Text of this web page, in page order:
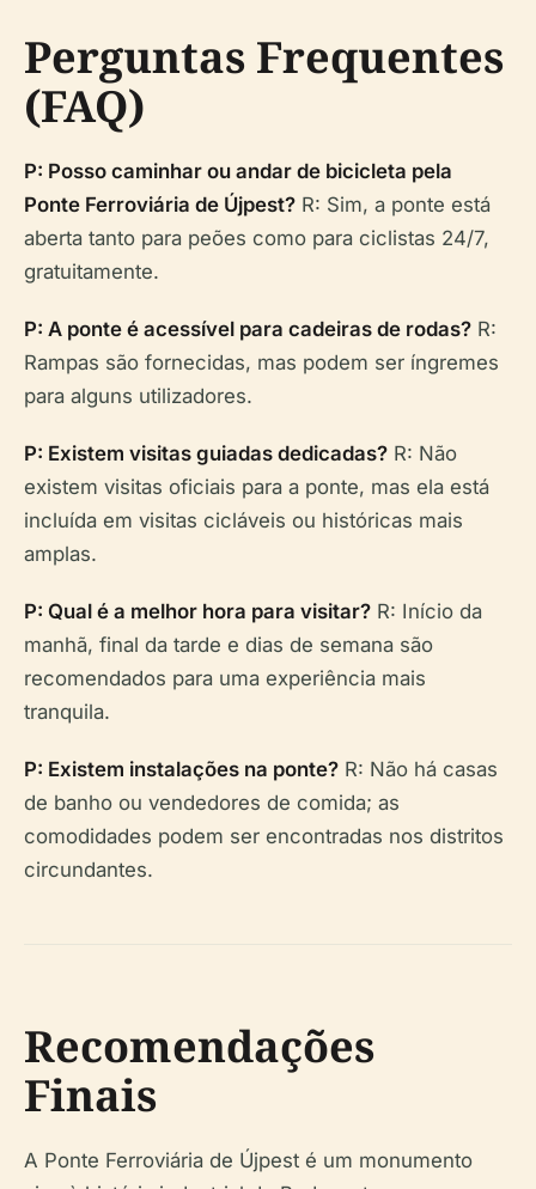
Perguntas Frequentes
(FAQ)
P: Posso caminhar ou andar de bicicleta pela
Ponte Ferroviária de Újpest? R: Sim, a ponte está
aberta tanto para peões como para ciclistas 24/7,
gratuitamente.
P: A ponte é acessível para cadeiras de rodas? R:
Rampas são fornecidas, mas podem ser íngremes
para alguns utilizadores.
P: Existem visitas guiadas dedicadas? R: Não
existem visitas oficiais para a ponte, mas ela está
incluída em visitas cicláveis ou históricas mais
amplas.
P: Qual é a melhor hora para visitar? R: Início da
manhã, final da tarde e dias de semana são
recomendados para uma experiência mais
tranquila.
P: Existem instalações na ponte? R: Não há casas
de banho ou vendedores de comida; as
comodidades podem ser encontradas nos distritos
circundantes.
Recomendações
Finais
A Ponte Ferroviária de Újpest é um monumento